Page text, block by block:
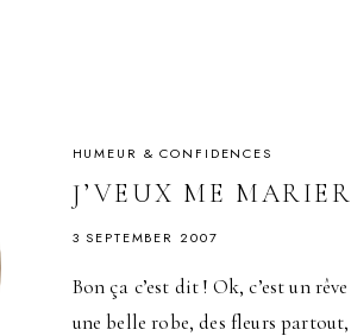
HUMEUR & CONFIDENCES
J’VEUX ME MARIER
3 SEPTEMBER 2007
Bon ça c’est dit ! Ok, c’est un
une belle robe, des fleurs